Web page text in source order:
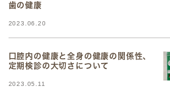
歯の健康
2023.06.20
口腔内の健康と全身の健康の関係性、
定期検診の大切さについて
2023.05.11